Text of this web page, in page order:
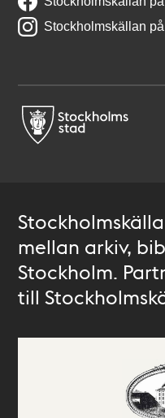
Stockholmskällan
mellan arkiv,
Stockholm.
till